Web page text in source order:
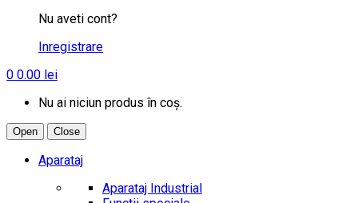
Nu aveti cont?
Inregistrare
0 0.00 lei
Nu ai niciun produs în coș.
Open Close
Aparataj
Aparataj Industrial